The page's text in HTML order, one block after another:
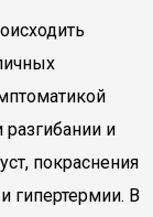
и
покраснения
гипертермии. В